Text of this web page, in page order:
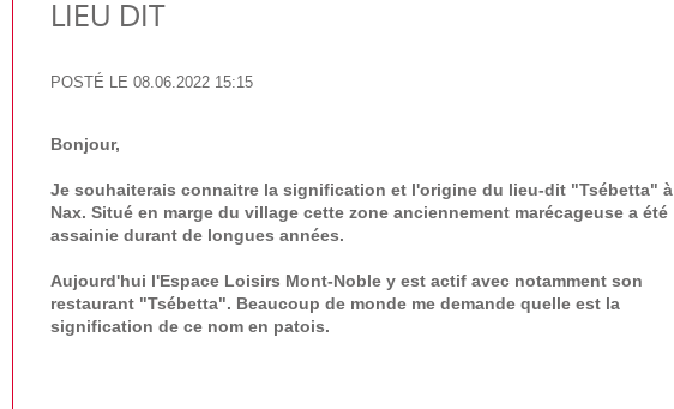
LIEU DIT
POSTÉ LE 08.06.2022 15:15
Bonjour,
Je souhaiterais connaitre la signification et l'origine du lieu-dit "Tsébetta" à
Nax. Situé en marge du village cette zone anciennement marécageuse a été
assainie durant de longues années.
Aujourd'hui l'Espace Loisirs Mont-Noble y est actif avec notamment son
restaurant "Tsébetta". Beaucoup de monde me demande quelle est la
signification de ce nom en patois.